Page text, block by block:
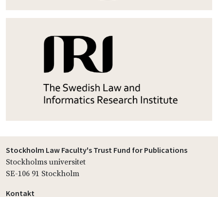
Stockholm Law Faculty's Trust Fund for Publications
Stockholms universitet
SE-106 91 Stockholm
Kontakt